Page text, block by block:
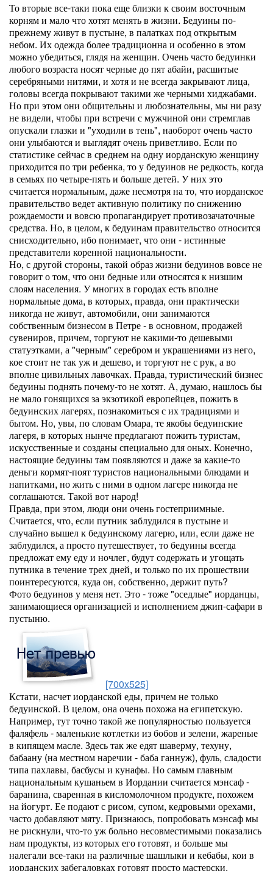
То вторые все-таки пока еще близки к своим восточным
корням и мало что хотят менять в жизни. Бедуины по-
прежнему живут в пустыне, в палатках под открытым
небом. Их одежда более традиционна и особенно в этом
можно убедиться, глядя на женщин. Очень часто бедуинки
любого возраста носят черные до пят абайи, расшитые
серебряными нитями, и хотя и не всегда закрывают лица,
головы всегда покрывают такими же черными хиджабами.
Но при этом они общительны и любознательны, мы ни разу
не видели, чтобы при встречи с мужчиной они стремглав
опускали глазки и "уходили в тень", наоборот очень часто
они улыбаются и выглядят очень приветливо. Если по
статистике сейчас в среднем на одну иорданскую женщину
приходится по три ребенка, то у бедуинов не редкость, когда
в семьях по четыре-пять и больше детей. У них это
считается нормальным, даже несмотря на то, что иорданское
правительство ведет активную политику по снижению
рождаемости и вовсю пропагандирует противозачаточные
средства. Но, в целом, к бедуинам правительство относится
снисходительно, ибо понимает, что они - истинные
представители коренной национальности.
Но, с другой стороны, такой образ жизни бедуинов вовсе не
говорит о том, что они бедные или относятся к низшим
слоям населения. У многих в городах есть вполне
нормальные дома, в которых, правда, они практически
никогда не живут, автомобили, они занимаются
собственным бизнесом в Петре - в основном, продажей
сувениров, причем, торгуют не какими-то дешевыми
статуэтками, а "черным" серебром и украшениями из него,
кое стоит не так уж и дешево, и торгуют не с рук, а во
вполне цивильных лавочках. Правда, туристический бизнес
бедуины поднять почему-то не хотят. А, думаю, нашлось бы
не мало гонящихся за экзотикой европейцев, пожить в
бедуинских лагерях, познакомиться с их традициями и
бытом. Но, увы, по словам Омара, те якобы бедуинские
лагеря, в которых нынче предлагают пожить туристам,
искусственные и созданы специально для оных. Конечно,
настоящие бедуины там появляются и даже за какие-то
деньги кормят-поят туристов национальными блюдами и
напитками, но жить с ними в одном лагере никогда не
соглашаются. Такой вот народ!
Правда, при этом, люди они очень гостеприимные.
Считается, что, если путник заблудился в пустыне и
случайно вышел к бедуинскому лагерю, или, если даже не
заблудился, а просто путешествует, то бедуины всегда
предложат ему еду и ночлег, будут содержать и угощать
путника в течение трех дней, и только по их прошествии
поинтересуются, куда он, собственно, держит путь?
Фото бедуинов у меня нет. Это - тоже "оседлые" иорданцы,
занимающиеся организацией и исполнением джип-сафари в
пустыню.
[700x525]
Кстати, насчет иорданской еды, причем не только
бедуинской. В целом, она очень похожа на египетскую.
Например, тут точно такой же популярностью пользуется
фаляфель - маленькие котлетки из бобов и зелени, жареные
в кипящем масле. Здесь так же едят шаверму, техуну,
бабаану (на местном наречии - баба ганнуж), фуль, сладости
типа пахлавы, басбусы и кунафы. Но самым главным
национальным кушаньем в Иордании считается мэнсаф -
баранина, сваренная в кисломолочном продукте, похожем
на йогурт. Ее подают с рисом, супом, кедровыми орехами,
часто добавляют мяту. Признаюсь, попробовать мэнсаф мы
не рискнули, что-то уж больно несовместимыми показались
нам продукты, из которых его готовят, и больше мы
налегали все-таки на различные шашлыки и кебабы, кои в
иорданских забегаловках готовят просто мастерски.